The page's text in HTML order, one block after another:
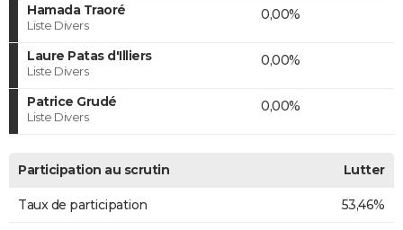
Hamada Traoré
Liste Divers
0,00%
Laure Patas d'Illiers
Liste Divers
0,00%
Patrice Grudé
Liste Divers
0,00%
Participation au scrutin Lutter
Taux de participation 53,46%